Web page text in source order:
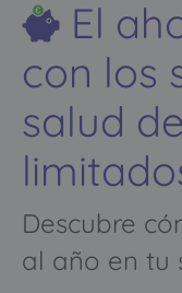
El
con los
salud
Descubre
al año en tu